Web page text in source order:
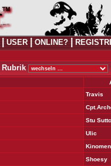
USER ONLINE?
Rubrik
Travis
Stu
Ulic
Shoesy